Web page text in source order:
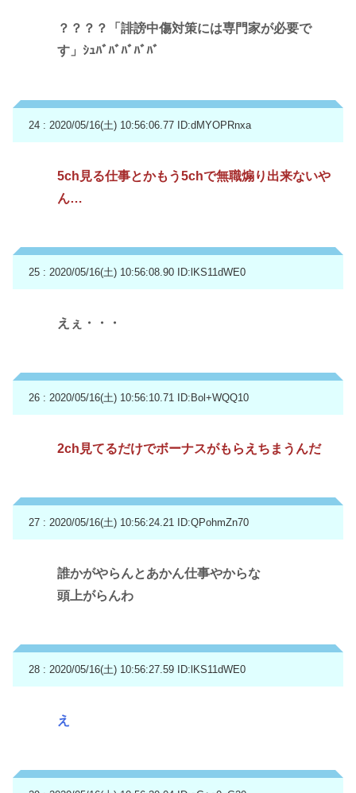
？？？？「誹謗中傷対策には専門家が必要で
す」ｼｭﾊﾞﾊﾞﾊﾞﾊﾞﾊﾞ
24 : 2020/05/16(土) 10:56:06.77 ID:dMYOPRnxa
5ch見る仕事とかもう5chで無職煽り出来ないや
ん…
25 : 2020/05/16(土) 10:56:08.90 ID:lKS11dWE0
えぇ・・・
26 : 2020/05/16(土) 10:56:10.71 ID:Bol+WQQ10
2ch見てるだけでボーナスがもらえちまうんだ
27 : 2020/05/16(土) 10:56:24.21 ID:QPohmZn70
誰かがやらんとあかん仕事やからな
頭上がらんわ
28 : 2020/05/16(土) 10:56:27.59 ID:lKS11dWE0
え